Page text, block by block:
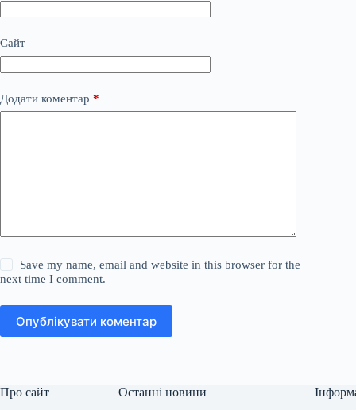
Сайт
Додати коментар *
Save my name, email and website in this browser for the
next time I comment.
Опублікувати коментар
Про сайт Останні новини